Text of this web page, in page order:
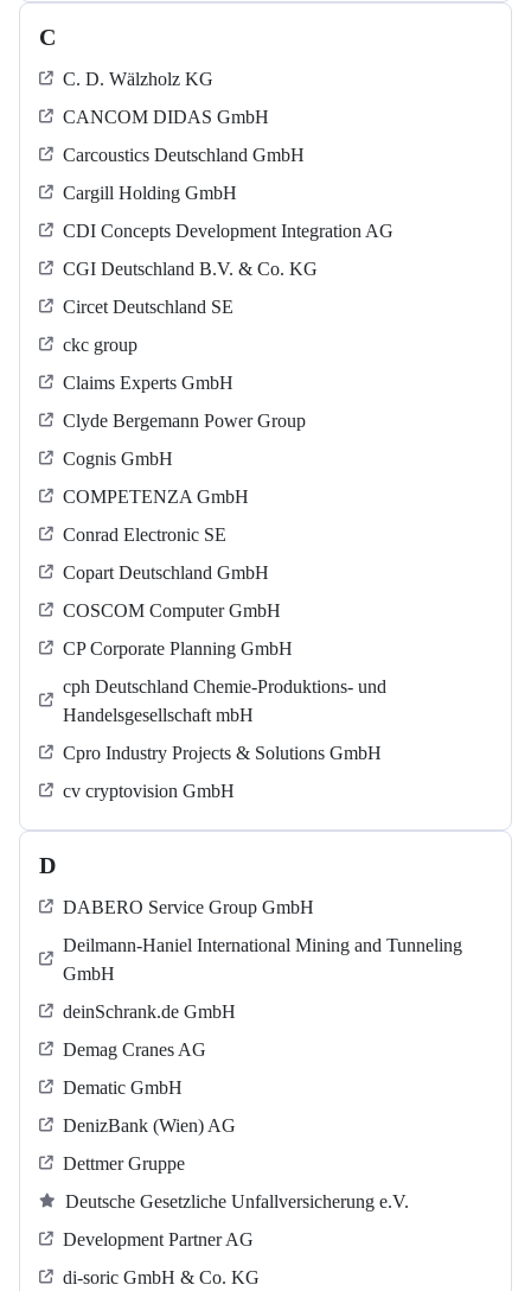
C
C. D. Wälzholz KG
CANCOM DIDAS GmbH
Carcoustics Deutschland GmbH
Cargill Holding GmbH
CDI Concepts Development Integration AG
CGI Deutschland B.V. & Co. KG
Circet Deutschland SE
ckc group
Claims Experts GmbH
Clyde Bergemann Power Group
Cognis GmbH
COMPETENZA GmbH
Conrad Electronic SE
Copart Deutschland GmbH
COSCOM Computer GmbH
CP Corporate Planning GmbH
cph Deutschland Chemie-Produktions- und
Handelsgesellschaft mbH
Cpro Industry Projects & Solutions GmbH
cv cryptovision GmbH
D
DABERO Service Group GmbH
Deilmann-Haniel International Mining and Tunneling
GmbH
deinSchrank.de GmbH
Demag Cranes AG
Dematic GmbH
DenizBank (Wien) AG
Dettmer Gruppe
Deutsche Gesetzliche Unfallversicherung e.V.
Development Partner AG
di-soric GmbH & Co. KG